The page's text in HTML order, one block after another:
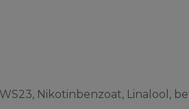
Nikotinbenzoat, Linalool,